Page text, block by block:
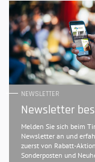
NEWSLETTER
Newsletter
Melden Sie sich beim
Newsletter an und
zuerst von Rabatt-
Sonderposten und